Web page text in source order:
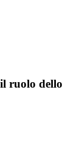
ruolo dello